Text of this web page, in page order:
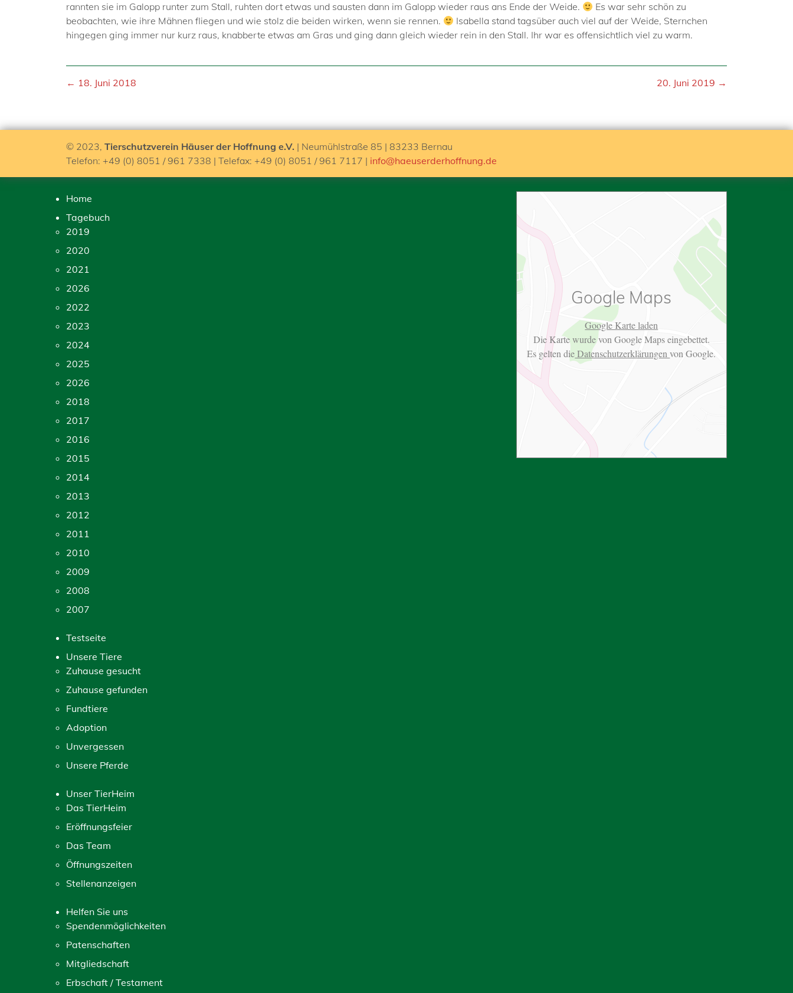
rannten sie im Galopp runter zum Stall, ruhten dort etwas und sausten dann im Galopp wieder raus ans Ende der Weide.
Es war sehr schön zu
beobachten, wie ihre Mähnen fliegen und wie stolz die beiden wirken, wenn sie rennen.
Isabella stand tagsüber auch viel auf der Weide, Sternchen
hingegen ging immer nur kurz raus, knabberte etwas am Gras und ging dann gleich wieder rein in den Stall. Ihr war es offensichtlich viel zu warm.
← 18. Juni 2018 20. Juni 2019 →
© 2023, Tierschutzverein Häuser der Hoffnung e.V. | Neumühlstraße 85 | 83233 Bernau
Telefon: +49 (0) 8051 / 961 7338 | Telefax: +49 (0) 8051 / 961 7117 | info@haeuserderhoffnung.de
Home
Tagebuch
2019
2020
2021
2026
2022
2023
2024
2025
2026
2018
2017
2016
2015
2014
2013
2012
2011
2010
2009
2008
2007
Testseite
Unsere Tiere
Zuhause gesucht
Zuhause gefunden
Fundtiere
Adoption
Unvergessen
Unsere Pferde
Unser TierHeim
Das TierHeim
Eröffnungsfeier
Das Team
Öffnungszeiten
Stellenanzeigen
Helfen Sie uns
Spendenmöglichkeiten
Patenschaften
Mitgliedschaft
Erbschaft / Testament
Google Maps
Google Karte laden
Die Karte wurde von Google Maps eingebettet.
Es gelten dieDatenschutzerklärungenvon Google.